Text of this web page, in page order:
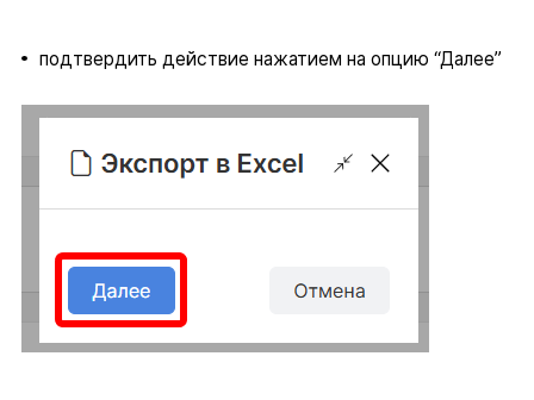
подтвердить действие нажатием на опцию “Далее”